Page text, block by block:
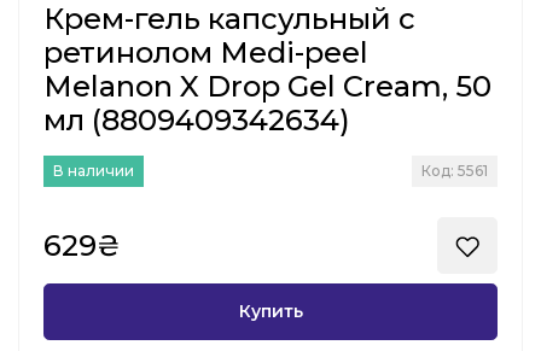
Крем-гель капсульный с
ретинолом Medi-peel
Melanon X Drop Gel Cream, 50
мл (8809409342634)
В наличии Код: 5561
629₴
Купить